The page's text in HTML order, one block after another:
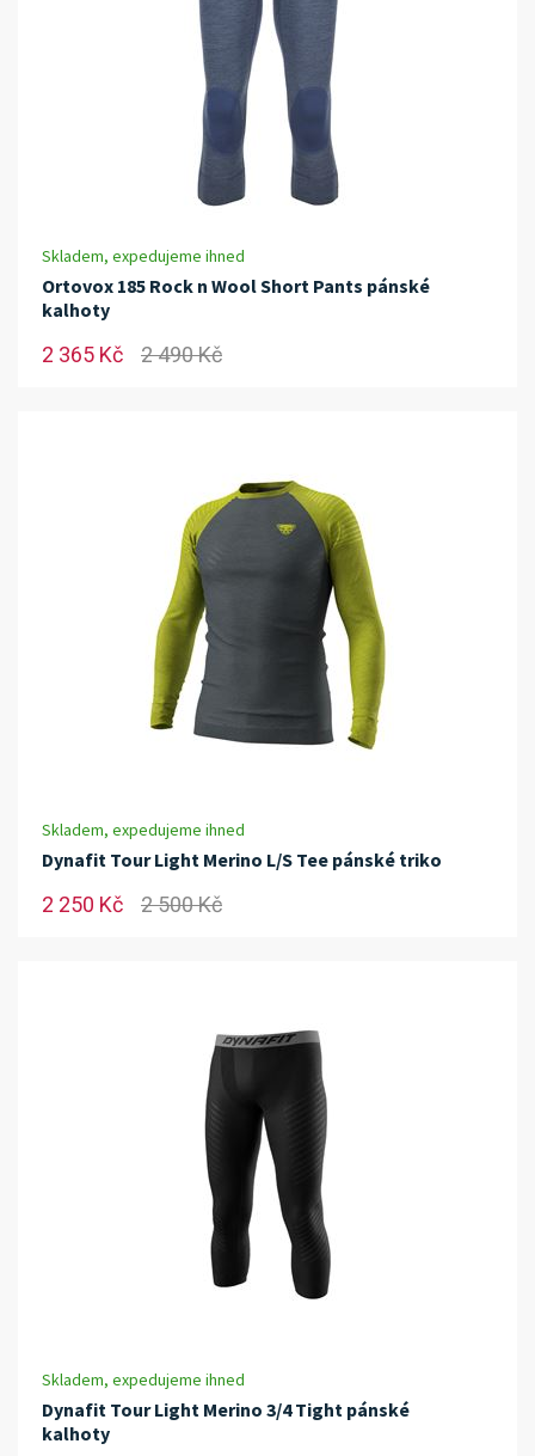
Skladem, expedujeme ihned
Ortovox 185 Rock n Wool Short Pants pánské
kalhoty
2 365 Kč 2 490 Kč
Skladem, expedujeme ihned
Dynafit Tour Light Merino L/S Tee pánské triko
2 250 Kč 2 500 Kč
Skladem, expedujeme ihned
Dynafit Tour Light Merino 3/4 Tight pánské
kalhoty